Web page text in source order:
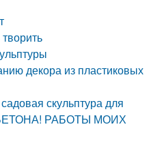
декора из пластиковых
скульптура для
РАБОТЫ МОИХ